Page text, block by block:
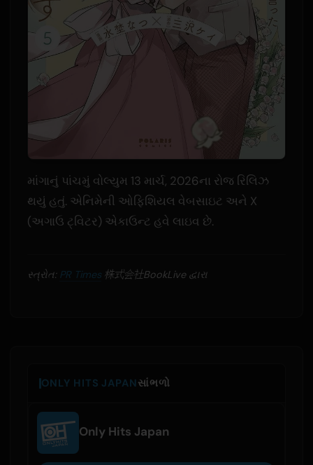
માંગાનું પાંચમું વોલ્યુમ 13 માર્ચ, 2026ના રોજ રિલિઝ
થયું હતું. એનિમેની ઓફિશિયલ વેબસાઇટ અને X
(અગાઉ ટ્વિટર) એકાઉન્ટ હવે લાઇવ છે.
સ્ત્રોત: PR Times株式会社BookLive દ્વારા
ONLY HITS JAPANસાંભળો
Only Hits Japan